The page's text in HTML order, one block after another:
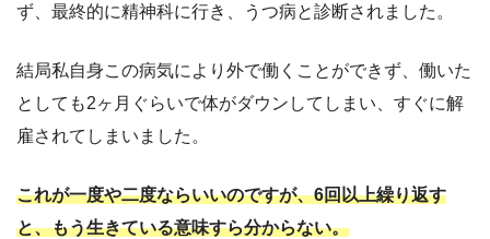
ず、最終的に精神科に行き、うつ病と診断されました。
結局私自身この病気により外で働くことができず、働いた
としても2ヶ月ぐらいで体がダウンしてしまい、すぐに解
雇されてしまいました。
これが一度や二度ならいいのですが、6回以上繰り返す
と、もう生きている意味すら分からない。